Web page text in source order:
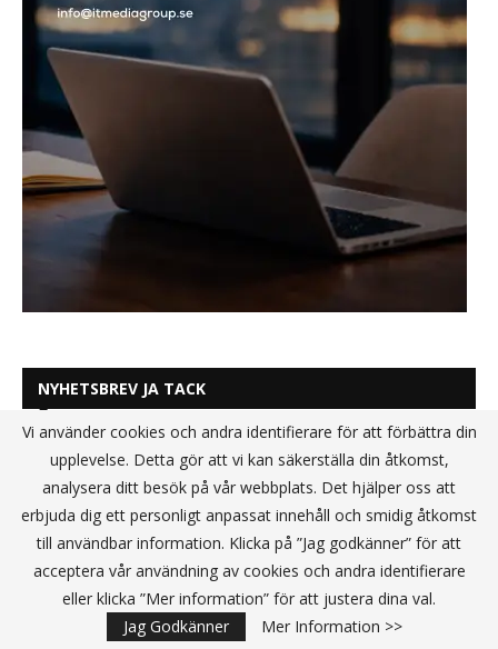
NYHETSBREV JA TACK
Vi använder cookies och andra identifierare för att förbättra din
upplevelse. Detta gör att vi kan säkerställa din åtkomst,
analysera ditt besök på vår webbplats. Det hjälper oss att
erbjuda dig ett personligt anpassat innehåll och smidig åtkomst
till användbar information. Klicka på ”Jag godkänner” för att
acceptera vår användning av cookies och andra identifierare
eller klicka ”Mer information” för att justera dina val.
Jag Godkänner
Mer Information >>